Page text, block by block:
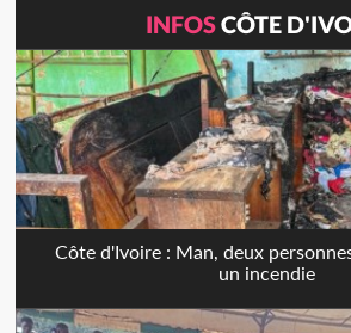
INFOSCÔTE
Côte d'Ivoire : Man, deux
un incendie